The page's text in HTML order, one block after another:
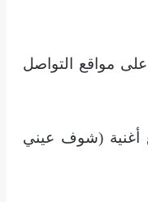
مواقع التواصل
أغنية (شوف عيني